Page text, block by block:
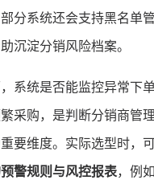
分系统还会支持黑名单
沉淀分销风险档案。
系统是否能监控异常下
采购，是判断分销商管
要维度。实际选型时，
警规则与风控报表，例